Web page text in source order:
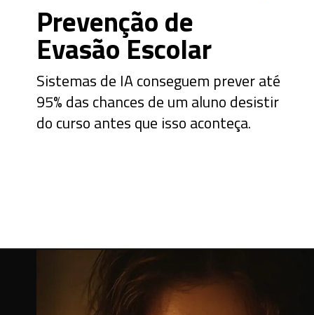
Sistemas de IA conseguem prever até
95% das chances de um aluno desistir
do curso antes que isso aconteça.
Prevenção de
Evasão Escolar